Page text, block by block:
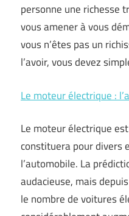
personne une richesse
vous amener à vous
vous n’êtes pas un
l’avoir, vous devez
Le moteur électrique :
Le moteur électrique
constituera pour divers
l’automobile. La
audacieuse, mais
le nombre de voitures